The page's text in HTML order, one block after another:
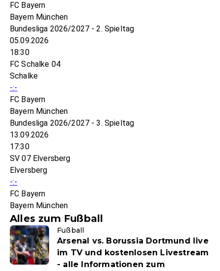
FC Bayern
Bayern München
Bundesliga 2026/2027 - 2. Spieltag
05.09.2026
18:30
FC Schalke 04
Schalke
-:-
FC Bayern
Bayern München
Bundesliga 2026/2027 - 3. Spieltag
13.09.2026
17:30
SV 07 Elversberg
Elversberg
-:-
FC Bayern
Bayern München
Alles zum Fußball
Fußball
Arsenal vs. Borussia Dortmund live
im TV und kostenlosen Livestream
- alle Informationen zum